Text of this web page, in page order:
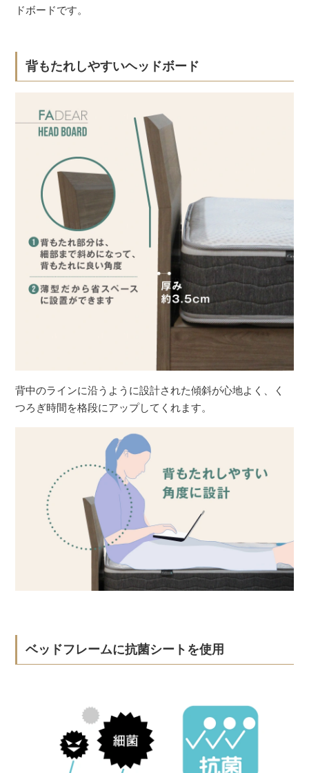
ドボードです。
背もたれしやすいヘッドボード
背中のラインに沿うように設計された傾斜が心地よく、く
つろぎ時間を格段にアップしてくれます。
ベッドフレームに抗菌シートを使用